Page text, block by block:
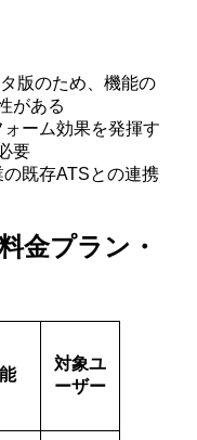
版のため、機能の
がある
ォーム効果を発揮す
要
の既存ATSとの連携
金プラン・
対象ユ
ーザー